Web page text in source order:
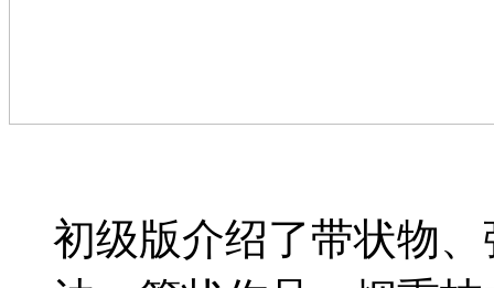
初级版介绍了带状物